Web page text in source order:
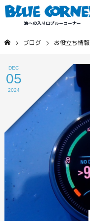
ブログ お役立ち情報
DEC
05
2024